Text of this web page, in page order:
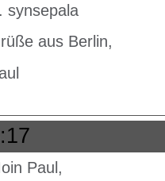
synsepala
aus Berlin,
Paul,